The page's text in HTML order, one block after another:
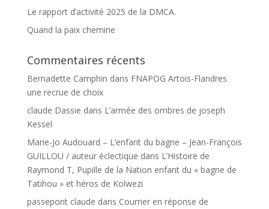
Le rapport d’activité 2025 de la DMCA.
Quand la paix chemine
Commentaires récents
Bernadette Camphin dans FNAPOG Artois-Flandres
une recrue de choix
claude Dassie dans L’armée des ombres de joseph
Kessel
Marie-Jo Audouard – L’enfant du bagne – Jean-François
GUILLOU / auteur éclectique dans L’Histoire de
Raymond T, Pupille de la Nation enfant du « bagne de
Tatihou » et héros de Kolwezi
passepont claude dans Courrier en réponse de